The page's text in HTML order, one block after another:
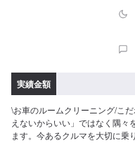
実績金額
\お車のルームクリーニング/こ
えないからいい」ではなく隅々
ます。今あるクルマを大切に乗